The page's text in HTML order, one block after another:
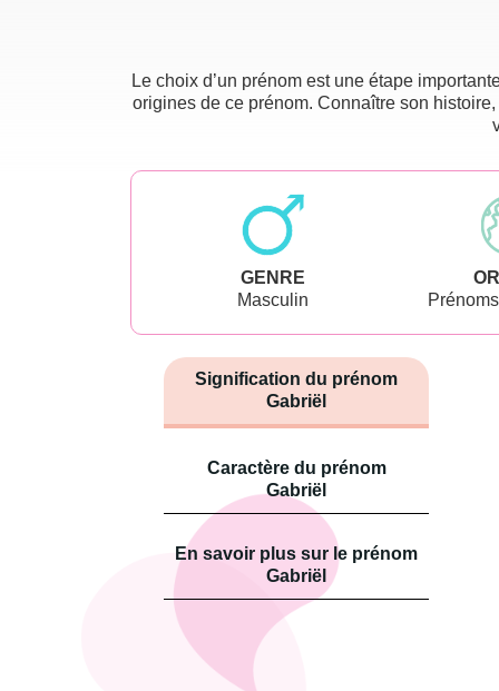
Le choix d’un prénom est une étape
origines de ce prénom. Connaître son
GENRE
Masculin
Signification du prénom
Gabriël
Caractère du prénom
Gabriël
En savoir plus sur le prénom
Gabriël